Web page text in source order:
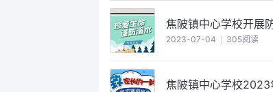
焦陂镇中心学校开展
2023-07-04 305阅读
焦陂镇中心学校